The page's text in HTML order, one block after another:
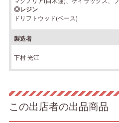
◎レジン
ドリフトウッド(ベース)
製造者
下村 光江
この出店者の出品商品